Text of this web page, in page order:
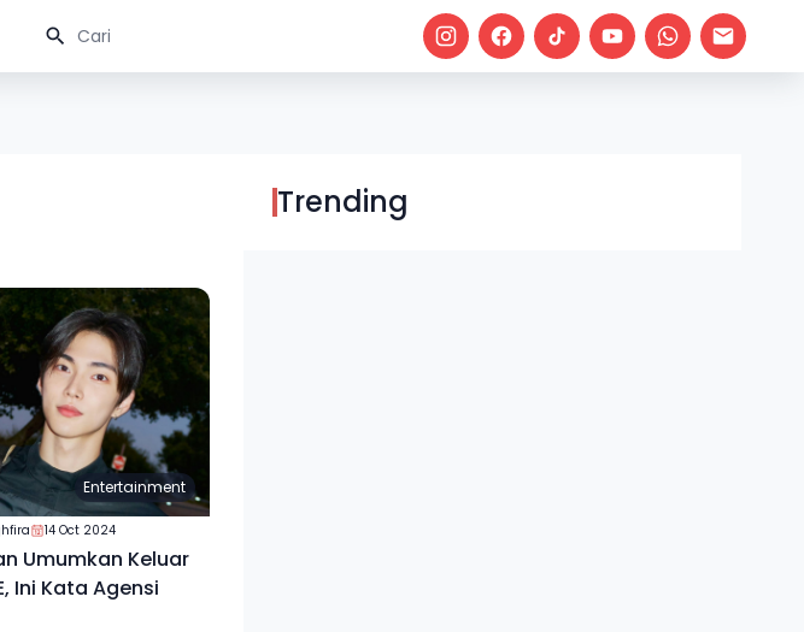
Entertainment
14 Oct 2024
Umumkan Keluar
Ini Kata Agensi
Trending